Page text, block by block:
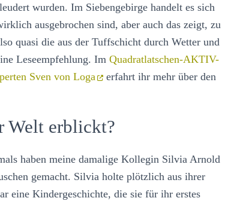
wurden. Im Siebengebirge handelt es sich
ausgebrochen sind, aber auch das zeigt, zu
quasi die aus der Tuffschicht durch Wetter und
Leseempfehlung. Im Quadratlatschen-AKTIV-
Sven von Loga
erfahrt ihr mehr über den
Welt erblickt?
haben meine damalige Kollegin Silvia Arnold
gemacht. Silvia holte plötzlich aus ihrer
eine Kindergeschichte, die sie für ihr erstes